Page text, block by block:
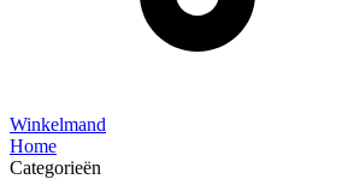
Winkelmand
Home
Categorieën